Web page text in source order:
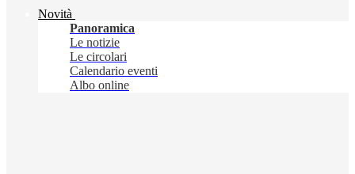
Novità
Panoramica
Le notizie
Le circolari
Calendario eventi
Albo online